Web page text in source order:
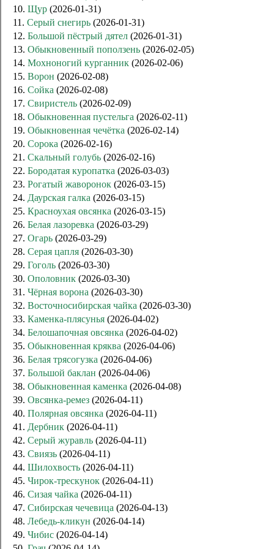
10. Щур (2026-01-31)
11. Серый снегирь (2026-01-31)
12. Большой пёстрый дятел (2026-01-31)
13. Обыкновенный поползень (2026-02-05)
14. Мохноногий курганник (2026-02-06)
15. Ворон (2026-02-08)
16. Сойка (2026-02-08)
17. Свиристель (2026-02-09)
18. Обыкновенная пустельга (2026-02-11)
19. Обыкновенная чечётка (2026-02-14)
20. Сорока (2026-02-16)
21. Скальный голубь (2026-02-16)
22. Бородатая куропатка (2026-03-03)
23. Рогатый жаворонок (2026-03-15)
24. Даурская галка (2026-03-15)
25. Красноухая овсянка (2026-03-15)
26. Белая лазоревка (2026-03-29)
27. Огарь (2026-03-29)
28. Серая цапля (2026-03-30)
29. Гоголь (2026-03-30)
30. Ополовник (2026-03-30)
31. Чёрная ворона (2026-03-30)
32. Восточносибирская чайка (2026-03-30)
33. Каменка-плясунья (2026-04-02)
34. Белошапочная овсянка (2026-04-02)
35. Обыкновенная кряква (2026-04-06)
36. Белая трясогузка (2026-04-06)
37. Большой баклан (2026-04-06)
38. Обыкновенная каменка (2026-04-08)
39. Овсянка-ремез (2026-04-11)
40. Полярная овсянка (2026-04-11)
41. Дербник (2026-04-11)
42. Серый журавль (2026-04-11)
43. Свиязь (2026-04-11)
44. Шилохвость (2026-04-11)
45. Чирок-трескунок (2026-04-11)
46. Сизая чайка (2026-04-11)
47. Сибирская чечевица (2026-04-13)
48. Лебедь-кликун (2026-04-14)
49. Чибис (2026-04-14)